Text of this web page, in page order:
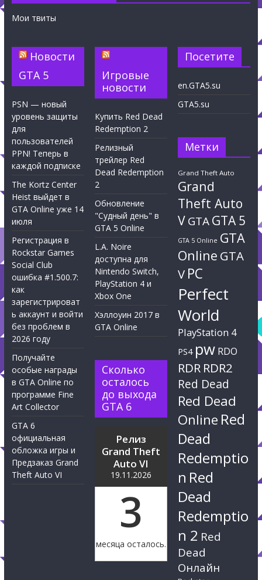
Мои твиты
Новости
GTA 5
PSN — новый
уровень защиты
для
пользователей
PPN! Теперь в
каждой подписке
The Kortz Center
Heist выйдет в
GTA Online уже 14
июля
Регистрация в
Rockstar Games
Social Club
ошибка #1.500.7:
как
зарегистрироват
ь аккаунт и войти
без проблем в
2026 году
Получайте
особые награды
в GTA Online по
программе Fine
Art Collector
GTA 6
официальная
обложка игры и
Предзаказ Grand
Theft Auto VI
Игровые
новости
Купить Red Dead
Redemption 2
Релизный
трейлер Red
Dead Redemption
2
Обновление
"Судный день" в
GTA 5 Online
L.A. Noire
доступна для
Nintendo Switch,
PlayStation 4 и
Xbox One
Хэллоуин 2017 в
GTA Online
Сколько
осталось
до выхода
GTA 6
Релиз
Grand Theft
Auto VI
19.11.2026
3
месяца осталось.
Посетите
en.GTA5.su
GTA5.su
Метки
Grand Theft Auto
Grand
Theft Auto
VGTAGTA 5
GTA 5 Online GTA
Online GTA
V PC
Perfect
World
PlayStation 4
PS4 pw RDO
RDR RDR2
Red Dead
Red Dead
Online Red
Dead
Redemptio
n Red
Dead
Redemptio
n 2 Red
Dead
Онлайн